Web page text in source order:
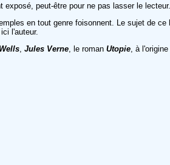
peut-être pour ne pas lasser le lecteur.
en tout genre foisonnent. Le sujet de ce
l'auteur.
Jules Verne , le roman Utopie , à